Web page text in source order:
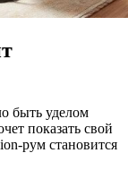
быть уделом
показать свой
рум становится